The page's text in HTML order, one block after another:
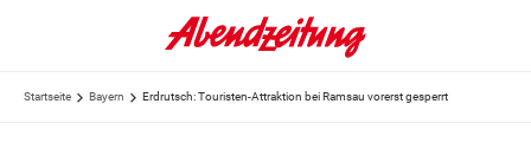
Startseite Bayern Erdrutsch: Touristen-Attraktion bei Ramsau vorerst gesperrt